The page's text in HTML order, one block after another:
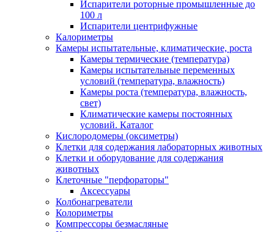
Испарители роторные промышленные до
100 л
Испарители центрифужные
Калориметры
Камеры испытательные, климатические, роста
Камеры термические (температура)
Камеры испытательные переменных
условий (температура, влажность)
Камеры роста (температура, влажность,
свет)
Климатические камеры постоянных
условий. Каталог
Кислородомеры (оксиметры)
Клетки для содержания лабораторных животных
Клетки и оборудование для содержания
животных
Клеточные "перфораторы"
Аксессуары
Колбонагреватели
Колориметры
Компрессоры безмасляные